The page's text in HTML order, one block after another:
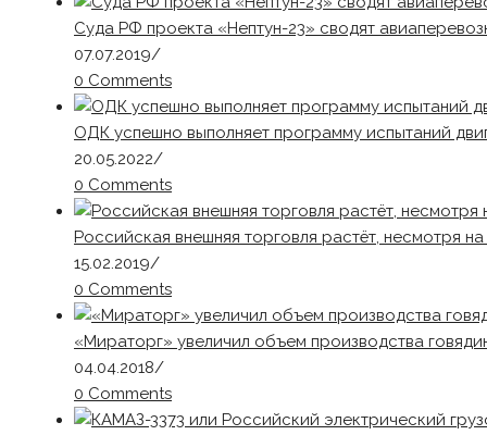
Суда РФ проекта «Нептун-23» сводят
07.07.2019/
0 Comments
ОДК успешно выполняет программу испытаний
20.05.2022/
0 Comments
Российская внешняя торговля растёт, несмотря
15.02.2019/
0 Comments
«Мираторг» увеличил объем производства
04.04.2018/
0 Comments